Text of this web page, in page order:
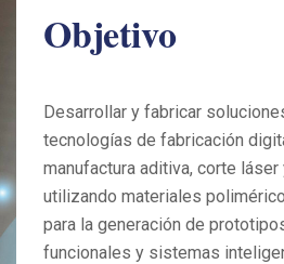
Objetivo
Desarrollar y fabricar
tecnologías de fabricación
manufactura aditiva, corte
utilizando materiales
para la generación de
funcionales y sistemas